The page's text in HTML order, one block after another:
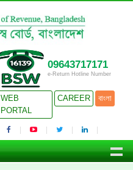
09643717171
e-Return Hotline Number
WEB
PORTAL
CAREER বাংলা